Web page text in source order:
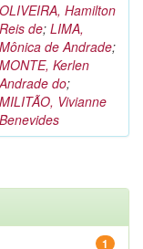
OLIVEIRA, Hamilton
Reis de; LIMA,
Mônica de Andrade;
MONTE, Kerlen
Andrade do;
MILITÃO, Vivianne
Benevides
1